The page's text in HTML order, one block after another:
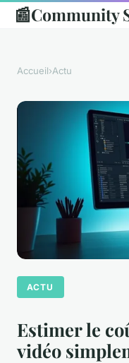
📰Community
Accueil›Actu
ACTU
Estimer le
vidéo